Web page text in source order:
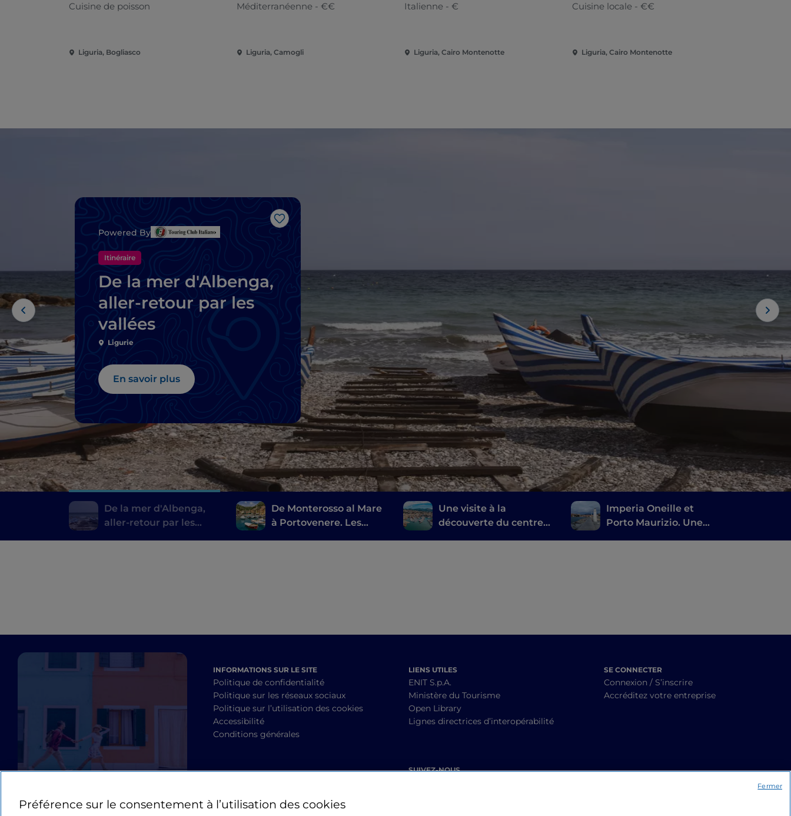
Cuisine de poisson
Liguria, Bogliasco
Méditerranéenne - €€
Liguria, Camogli
Italienne - €
Liguria, Cairo Montenotte
Cuisine locale - €€
Liguria, Cairo Montenotte
J’aime
Powered By
Itinéraire
De la mer d'Albenga,
aller-retour par les
vallées
Ligurie
En savoir plus
De la mer d'Albenga,
aller-retour par les
De Monterosso al Mare
à Portovenere. Les
Une visite à la
découverte du centre
Imperia Oneille et
Porto Maurizio. Une
INFORMATIONS SUR LE SITE
Politique de confidentialité
Politique sur les réseaux sociaux
Politique sur l’utilisation des cookies
Accessibilité
Conditions générales
LIENS UTILES
ENIT S.p.A.
Ministère du Tourisme
Open Library
Lignes directrices d’interopérabilité
SUIVEZ-NOUS
SE CONNECTER
Connexion / S’inscrire
Accréditez votre entreprise
Préférence sur le consentement à l’utilisation des cookies
Fermer